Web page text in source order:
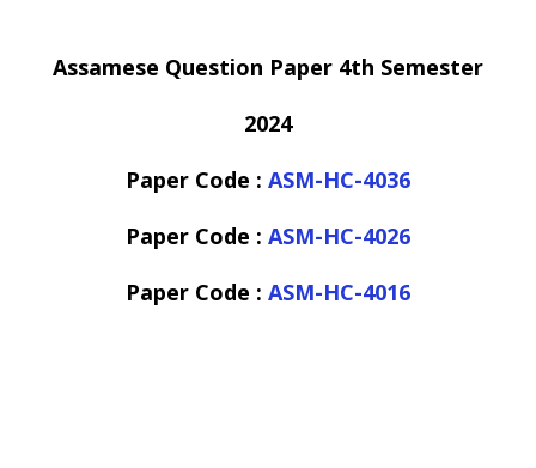
Assamese Question Paper 4th Semester
2024
Paper Code : ASM-HC-4036
Paper Code : ASM-HC-4026
Paper Code : ASM-HC-4016